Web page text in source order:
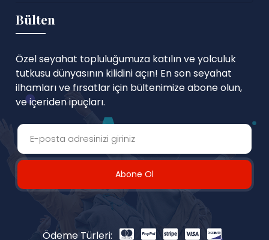
Bülten
Özel seyahat topluluğumuza katılın ve yolculuk
tutkusu dünyasının kilidini açın! En son seyahat
ilhamları ve fırsatlar için bültenimize abone olun,
ve içeriden ipuçları.
Abone Ol
Ödeme Türleri: